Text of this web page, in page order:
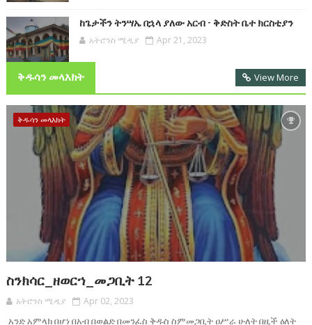
ከጌታችን ትንሣኤ በኋላ ያለው አርብ - ቅድስት ቤተ ክርስቲያን
አትሮንስ ሚዲያ
Apr 21, 2023
ቅዱሳን መላእክት View More
ቅዱሳን መላእክት
ስንክሳር_ዘወርኀ_መጋቢት 12
አትሮንስ ሚዲያ Apr 02, 2023
አንድ አምላክ በሆነ በአብ በወልድ በመንፈስ ቅዱስ ስምመጋቢት ዐሥራ ሁለት በዚች ዕለት